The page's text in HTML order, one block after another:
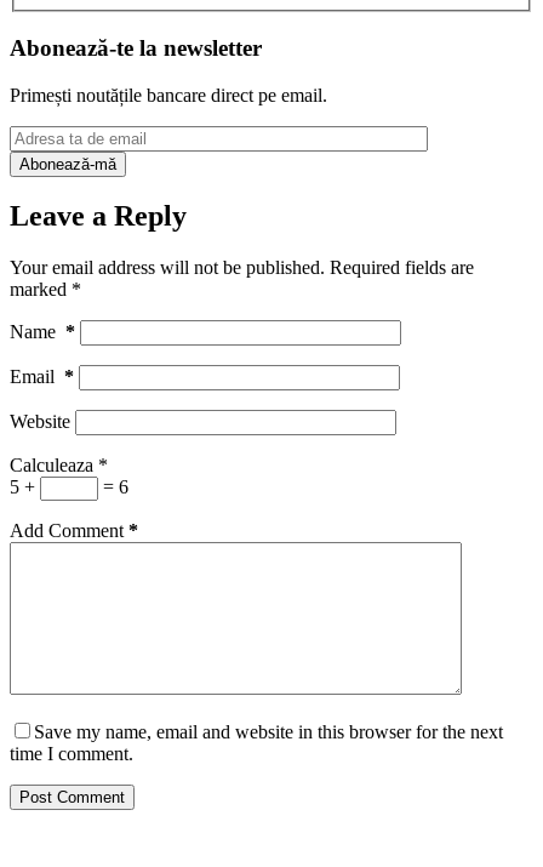
Abonează-te la newsletter
Primești noutățile bancare direct pe email.
Leave a Reply
Your email address will not be published. Required fields are
marked *
Name *
Email *
Website
Calculeaza *
5 +
= 6
Add Comment *
Save my name, email and website in this browser for the next
time I comment.
Post Comment